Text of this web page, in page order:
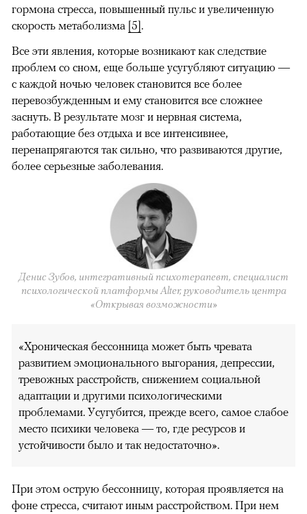
гормона стресса, повышенный пульс и увеличенную
скорость метаболизма [5].
Все эти явления, которые возникают как следствие
проблем со сном, еще больше усугубляют ситуацию —
с каждой ночью человек становится все более
перевозбужденным и ему становится все сложнее
заснуть. В результате мозг и нервная система,
работающие без отдыха и все интенсивнее,
перенапрягаются так сильно, что развиваются другие,
более серьезные заболевания.
Денис Зубов, интегративный психотерапевт, специалист
психологической платформы Alter, руководитель центра
«Открывая возможности»
«Хроническая бессонница может быть чревата
развитием эмоционального выгорания, депрессии,
тревожных расстройств, снижением социальной
адаптации и другими психологическими
проблемами. Усугубится, прежде всего, самое слабое
место психики человека — то, где ресурсов и
устойчивости было и так недостаточно».
При этом острую бессонницу, которая проявляется на
фоне стресса, считают иным расстройством. При нем